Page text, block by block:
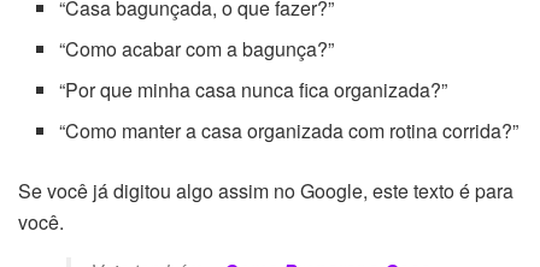
“Casa bagunçada, o que fazer?”
“Como acabar com a bagunça?”
“Por que minha casa nunca fica organizada?”
“Como manter a casa organizada com rotina corrida?”
Se você já digitou algo assim no Google, este texto é para
você.